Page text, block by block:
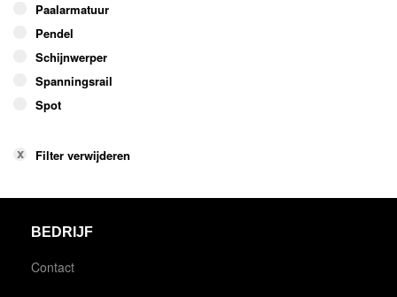
Paalarmatuur
Pendel
Schijnwerper
Spanningsrail
Spot
Filter verwijderen
BEDRIJF
Contact